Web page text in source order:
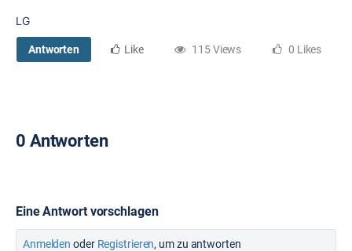
LG
Antworten Like 115 Views 0 Likes
0 Antworten
Eine Antwort vorschlagen
Anmelden oder Registrieren, um zu antworten